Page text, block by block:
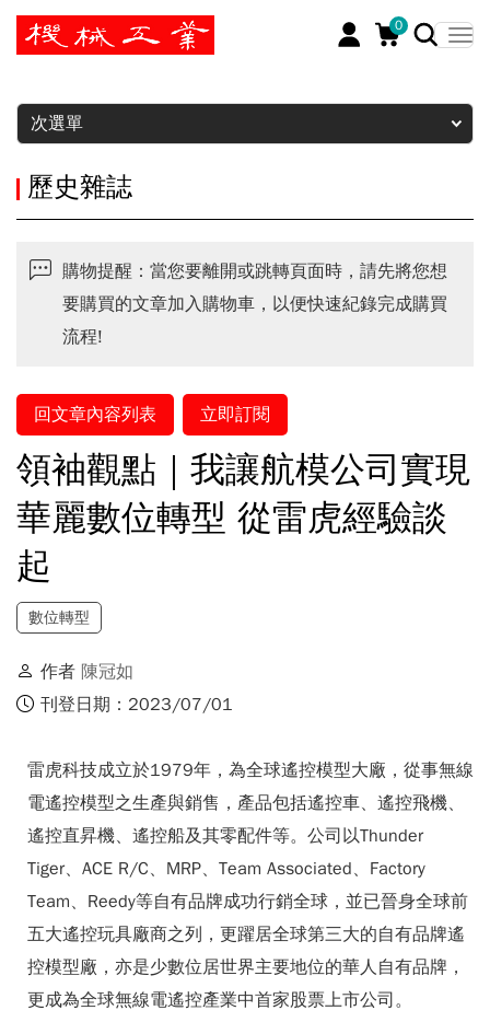
0
暫停
次選單
歷史雜誌
購物提醒：當您要離開或跳轉頁面時，請先將您想
要購買的文章加入購物車，以便快速紀錄完成購買
流程!
回文章內容列表 立即訂閱
領袖觀點｜我讓航模公司實現
華麗數位轉型 從雷虎經驗談
起
數位轉型
作者 陳冠如
刊登日期：2023/07/01
雷虎科技成立於1979年，為全球遙控模型大廠，從事無線
電遙控模型之生產與銷售，產品包括遙控車、遙控飛機、
遙控直昇機、遙控船及其零配件等。公司以Thunder
Tiger、ACE R/C、MRP、Team Associated、Factory
Team、Reedy等自有品牌成功行銷全球，並已晉身全球前
五大遙控玩具廠商之列，更躍居全球第三大的自有品牌遙
控模型廠，亦是少數位居世界主要地位的華人自有品牌，
更成為全球無線電遙控產業中首家股票上市公司。